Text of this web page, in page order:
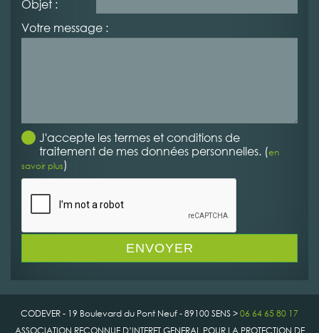
Objet :
Votre message :
J'accepte les termes et conditions de
traitement de mes données personnelles. (en
savoir plus)
CODEVER - 19 Boulevard du Pont Neuf - 89100 SENS >06 64 65 80 17